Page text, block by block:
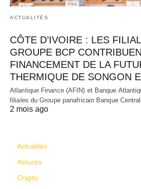
ACTUALITÉS
CÔTE D’IVOIRE : LES
GROUPE BCP
FINANCEMENT DE LA
THERMIQUE DE SONGON
Atlantique Finance (AFIN) et Banque
filiales du Groupe panafricain Banque
2 mois ago
Actualités
Astuces
Crypto